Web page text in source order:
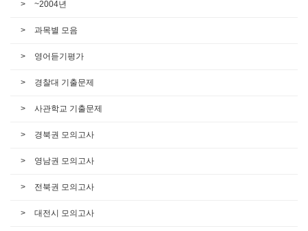
~2004년
과목별 모음
영어듣기평가
경찰대 기출문제
사관학교 기출문제
경북권 모의고사
영남권 모의고사
전북권 모의고사
대전시 모의고사